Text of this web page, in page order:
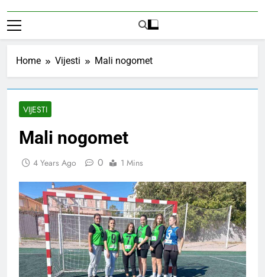
Home Vijesti Mali nogomet
VIJESTI
Mali nogomet
4 Years Ago 0 1 Mins